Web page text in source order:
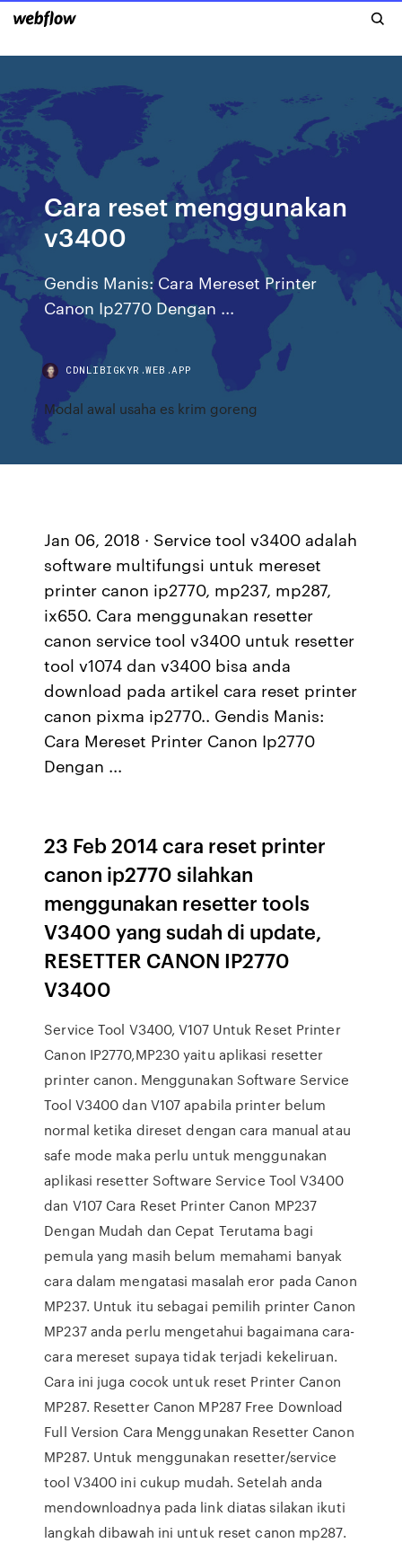
Cara reset menggunakan
v3400
Gendis Manis: Cara Mereset Printer
Canon Ip2770 Dengan ...
CDNLIBIGKYR.WEB.APP
Modal awal usaha es krim goreng
Jan 06, 2018 · Service tool v3400 adalah
software multifungsi untuk mereset
printer canon ip2770, mp237, mp287,
ix650. Cara menggunakan resetter
canon service tool v3400 untuk resetter
tool v1074 dan v3400 bisa anda
download pada artikel cara reset printer
canon pixma ip2770.. Gendis Manis:
Cara Mereset Printer Canon Ip2770
Dengan ...
23 Feb 2014 cara reset printer
canon ip2770 silahkan
menggunakan resetter tools
V3400 yang sudah di update,
RESETTER CANON IP2770
V3400
Service Tool V3400, V107 Untuk Reset Printer
Canon IP2770,MP230 yaitu aplikasi resetter
printer canon. Menggunakan Software Service
Tool V3400 dan V107 apabila printer belum
normal ketika direset dengan cara manual atau
safe mode maka perlu untuk menggunakan
aplikasi resetter Software Service Tool V3400
dan V107 Cara Reset Printer Canon MP237
Dengan Mudah dan Cepat Terutama bagi
pemula yang masih belum memahami banyak
cara dalam mengatasi masalah eror pada Canon
MP237. Untuk itu sebagai pemilih printer Canon
MP237 anda perlu mengetahui bagaimana cara-
cara mereset supaya tidak terjadi kekeliruan.
Cara ini juga cocok untuk reset Printer Canon
MP287. Resetter Canon MP287 Free Download
Full Version Cara Menggunakan Resetter Canon
MP287. Untuk menggunakan resetter/service
tool V3400 ini cukup mudah. Setelah anda
mendownloadnya pada link diatas silakan ikuti
langkah dibawah ini untuk reset canon mp287.